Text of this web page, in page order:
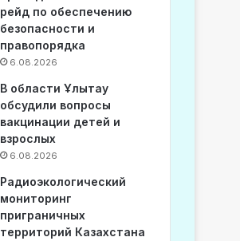
рейд по обеспечению
безопасности и
правопорядка
6.08.2026
В области Ұлытау
обсудили вопросы
вакцинации детей и
взрослых
6.08.2026
Радиоэкологический
мониторинг
приграничных
территорий Казахстана